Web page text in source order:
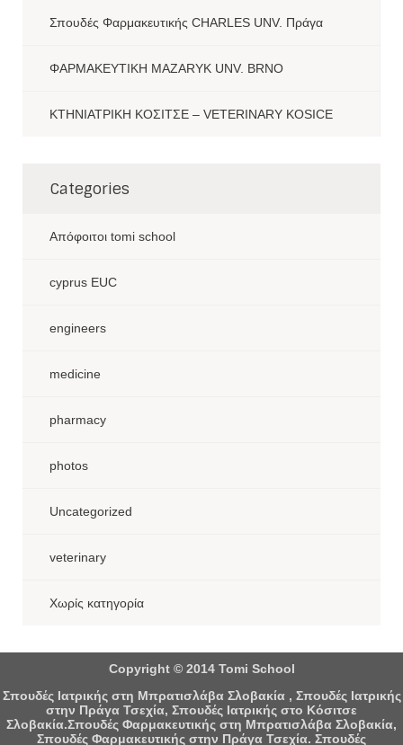
Σπουδές Φαρμακευτικής CHARLES UNV. Πράγα
ΦΑΡΜΑΚΕΥΤΙΚΗ MAZARYK UNV. BRNO
ΚΤΗΝΙΑΤΡΙΚΗ ΚΟΣΙΤΣΕ – VETERINARY KOSICE
Categories
Aπόφοιτοι tomi school
cyprus EUC
engineers
medicine
pharmacy
photos
Uncategorized
veterinary
Χωρίς κατηγορία
Copyright © 2014 Tomi School
Σπουδές Ιατρικής στη Μπρατισλάβα Σλοβακία , Σπουδές Ιατρικής
στην Πράγα Τσεχία, Σπουδές Ιατρικής στο Κόσιτσε
Σλοβακία.Σπουδές Φαρμακευτικής στη Μπρατισλάβα Σλοβακία,
Σπουδές Φαρμακευτικής στην Πράγα Τσεχία. Σπουδές